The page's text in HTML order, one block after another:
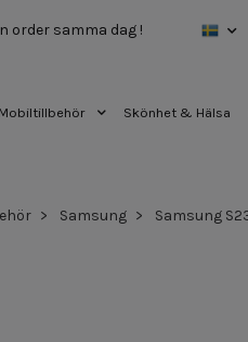
order samma dag !
Mobiltillbehör Skönhet & Hälsa
Samsung Samsung